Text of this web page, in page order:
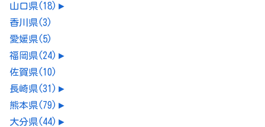
山口県(18) ►
香川県(3)
愛媛県(5)
福岡県(24) ►
佐賀県(10)
長崎県(31) ►
熊本県(79) ►
大分県(44) ►